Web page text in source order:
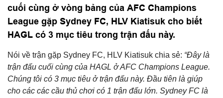
cuối cùng ở vòng bảng của AFC Champions
League gặp Sydney FC, HLV Kiatisuk cho biết
HAGL có 3 mục tiêu trong trận đấu này.
Nói về trận gặp Sydney FC, HLV Kiatisuk chia sẻ: “Đây là
trận đấu cuối cùng của HAGL ở AFC Champions League.
Chúng tôi có 3 mục tiêu ở trận đấu này. Đầu tiên là giúp
cho các các cầu thủ chơi có 1 trận đấu lớn. Sydney FC là